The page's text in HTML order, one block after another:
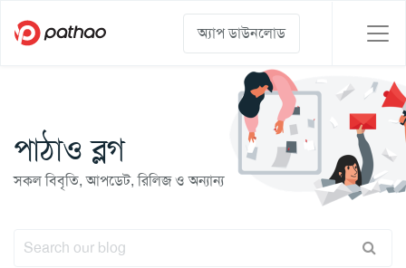
অ্যাপ ডাউনলোড
পাঠাও ব্লগ
সকল বিবৃতি, আপডেট, রিলিজ ও অন্যান্য